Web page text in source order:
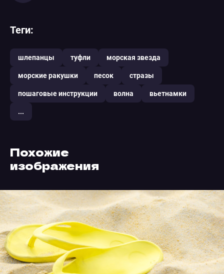
Теги:
шлепанцы туфли морская звезда
морские ракушки песок стразы
пошаговые инструкции волна вьетнамки
...
Похожие
изображения